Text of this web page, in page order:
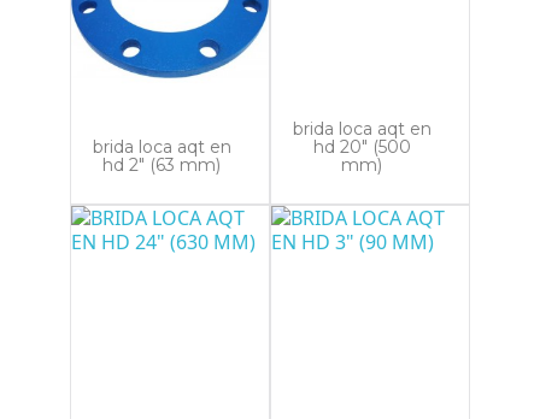
brida loca aqt en
hd 2" (63 mm)
brida loca aqt en
hd 20" (500
mm)